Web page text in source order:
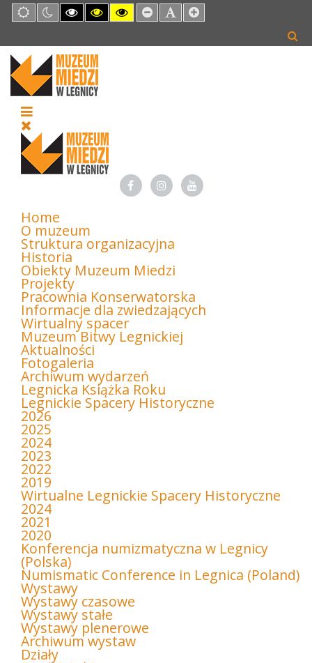
Default
mode
Night
mode
High
Contrast
White
mode
High
Contrast
Yellow
High
Contrast
Black
Set
Smaller
Set
Default
Set
Larger
Home
O muzeum
Struktura organizacyjna
Historia
Obiekty Muzeum Miedzi
Projekty
Pracownia Konserwatorska
Informacje dla zwiedzających
Wirtualny spacer
Muzeum Bitwy Legnickiej
Aktualności
Fotogaleria
Archiwum wydarzeń
Legnicka Książka Roku
Legnickie Spacery Historyczne
2026
2025
2024
2023
2022
2019
Wirtualne Legnickie Spacery Historyczne
2024
2021
2020
Konferencja numizmatyczna w Legnicy
(Polska)
Numismatic Conference in Legnica (Poland)
Wystawy
Wystawy czasowe
Wystawy stałe
Wystawy plenerowe
Archiwum wystaw
Działy